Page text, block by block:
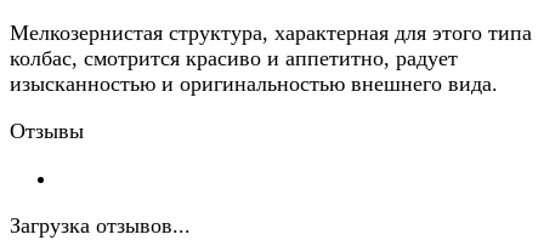
Мелкозернистая структура, характерная для этого типа
колбас, смотрится красиво и аппетитно, радует
изысканностью и оригинальностью внешнего вида.
Отзывы
Загрузка отзывов...